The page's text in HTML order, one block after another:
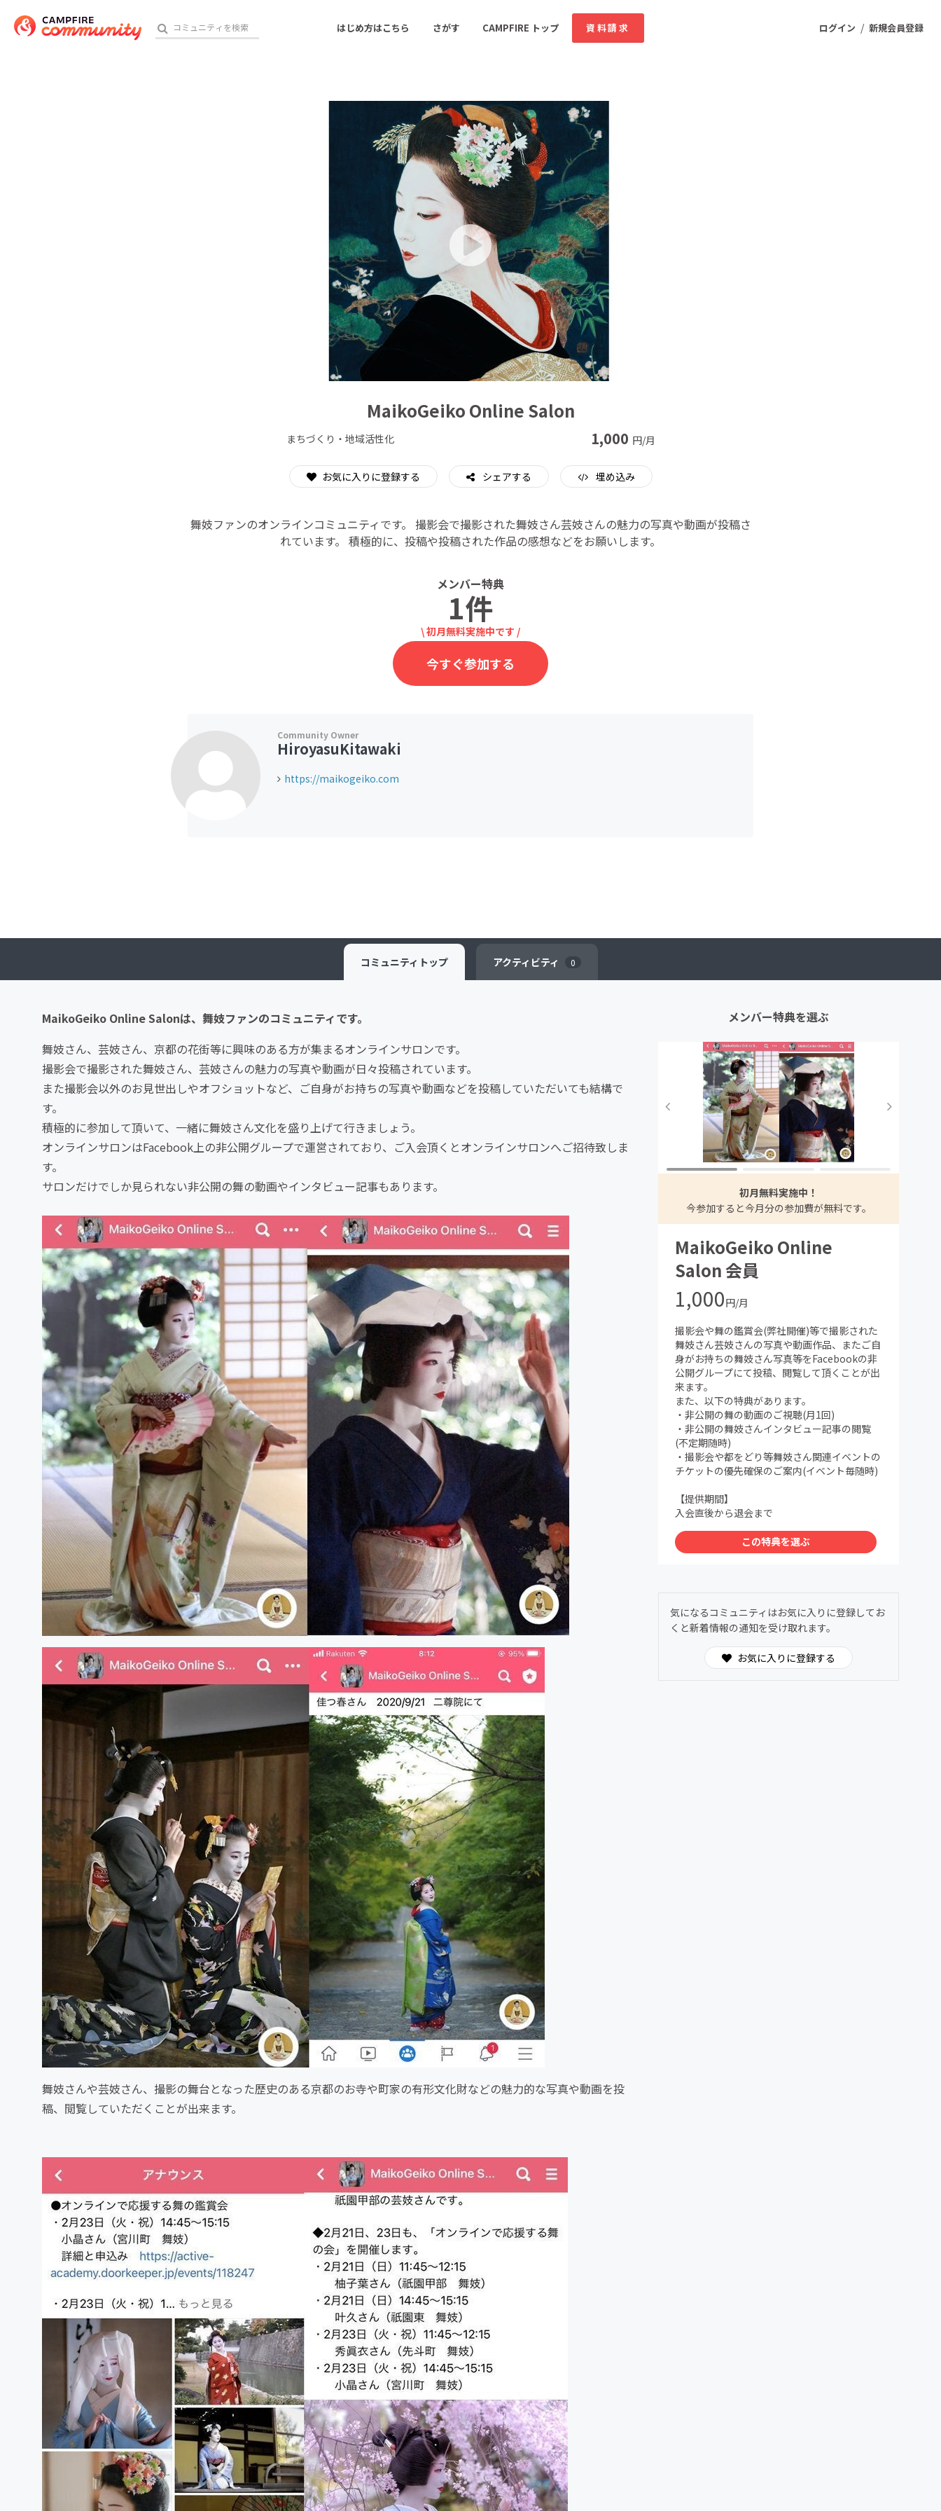
ログイン / 新規会員登録
はじめ方はこちら さがす CAMPFIRE トップ 資料請求
おすすめのコミュニティ 人気のコミュニティ 新着のコミュニティ
舞台・パフォーマンス
ゲーム・サービス開発 フード・飲食店
書籍・雑誌出版 アニメ・漫画
ソーシャルグッド ビューティー・ヘルスケア
CAMPFIRE for Social Good CAMPFIRE Creation
MaikoGeiko Online Salon
まちづくり・地域活性化 1,000 円/月
お気に入りに登録する シェアする 埋め込み
舞妓ファンのオンラインコミュニティです。 撮影会で撮影された舞妓さん芸妓さんの魅力の写真や動画が投稿さ
れています。 積極的に、投稿や投稿された作品の感想などをお願いします。
メンバー特典
1件
\ 初月無料実施中です /
今すぐ参加する
HiroyasuKitawaki
https://maikogeiko.com
コミュニティ トップ アクティビティ 0
MaikoGeiko Online Salonは、舞妓ファンのコミュニティです。
舞妓さん、芸妓さん、京都の花街等に興味のある方が集まるオンラインサロンです。
撮影会で撮影された舞妓さん、芸妓さんの魅力の写真や動画が日々投稿されています。
また撮影会以外のお見世出しやオフショットなど、ご自身がお持ちの写真や動画などを投稿していただいても結構で
す。
積極的に参加して頂いて、一緒に舞妓さん文化を盛り上げて行きましょう。
オンラインサロンはFacebook上の非公開グループで運営されており、ご入会頂くとオンラインサロンへご招待致しま
す。
サロンだけでしか見られない非公開の舞の動画やインタビュー記事もあります。
舞妓さんや芸妓さん、撮影の舞台となった歴史のある京都のお寺や町家の有形文化財などの魅力的な写真や動画を投
稿、閲覧していただくことが出来ます。
メンバー特典を選ぶ
初月無料実施中！
今参加すると今月分の参加費が無料です。
MaikoGeiko Online
Salon 会員
1,000円/月
撮影会や舞の鑑賞会(弊社開催)等で撮影された
舞妓さん芸妓さんの写真や動画作品、またご自
身がお持ちの舞妓さん写真等をFacebookの非
公開グループにて投稿、閲覧して頂くことが出
来ます。
また、以下の特典があります。
・非公開の舞の動画のご視聴(月1回)
・非公開の舞妓さんインタビュー記事の閲覧
(不定期随時)
・撮影会や都をどり等舞妓さん関連イベントの
チケットの優先確保のご案内(イベント毎随時)
【提供期間】
入会直後から退会まで
この特典を選ぶ
気になるコミュニティはお気に入りに登録してお
くと新着情報の通知を受け取れます。
お気に入りに登録する